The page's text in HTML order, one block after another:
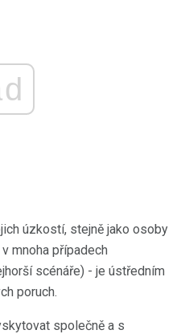
úzkostí, stejně jako osoby
mnoha případech
scénáře) - je ústředním
poruch.
společně a s